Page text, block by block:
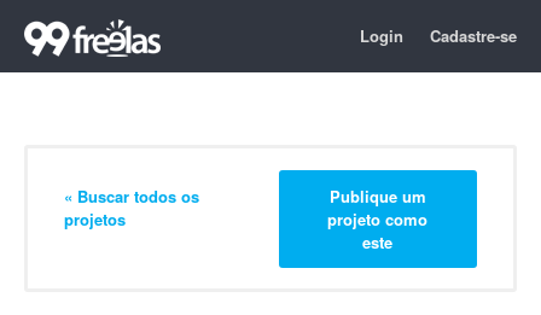
Login Cadastre-se
« Buscar todos os
projetos
Publique um
projeto como
este